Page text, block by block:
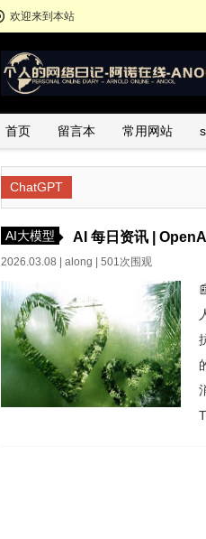
欢迎来到本站
首页 留言本 常用网站
ChatGPT
AI大模型
AI 每日资讯 |
砍资助
2026.03.08 | along | 501次围观